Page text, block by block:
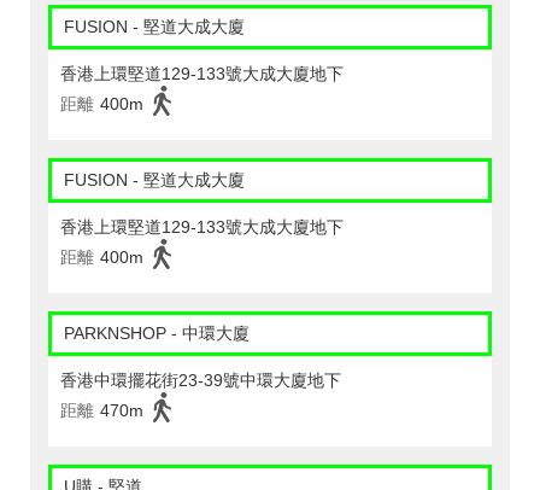
FUSION - 堅道大成大廈
香港上環堅道129-133號大成大廈地下
距離 400m
FUSION - 堅道大成大廈
香港上環堅道129-133號大成大廈地下
距離 400m
PARKNSHOP - 中環大廈
香港中環擺花街23-39號中環大廈地下
距離 470m